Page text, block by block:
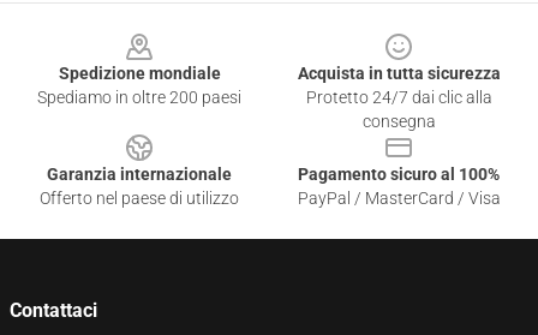
Spedizione mondiale
Spediamo in oltre 200 paesi
Acquista in tutta sicurezza
Protetto 24/7 dai clic alla
consegna
Garanzia internazionale
Offerto nel paese di utilizzo
Pagamento sicuro al 100%
PayPal / MasterCard / Visa
Contattaci